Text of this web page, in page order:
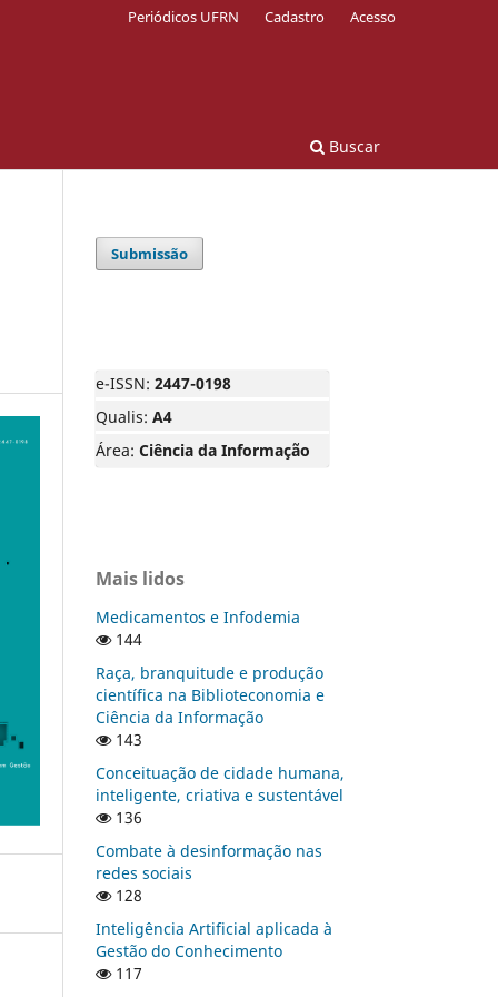
Buscar
Periódicos UFRN Cadastro Acesso
Submissão
e-ISSN: 2447-0198
Qualis: A4
Área: Ciência da Informação
Mais lidos
Medicamentos e Infodemia
144
Raça, branquitude e produção
científica na Biblioteconomia e
Ciência da Informação
143
Conceituação de cidade humana,
inteligente, criativa e sustentável
136
Combate à desinformação nas
redes sociais
128
Inteligência Artificial aplicada à
Gestão do Conhecimento
117